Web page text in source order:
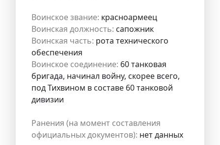
Воинское звание: красноармеец
Воинская должность: сапожник
Воинская часть: рота технического
обеспечения
Воинское соединение: 60 танковая
бригада, начинал войну, скорее всего,
под Тихвином в составе 60 танковой
дивизии
Ранения (на момент составления
официальных документов): нет данных